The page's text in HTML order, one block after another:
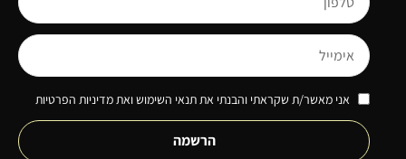
אני מאשר/ת שקראתי והבנתי את תנאי השימוש ואת מדיניות הפרטיות
הרשמה